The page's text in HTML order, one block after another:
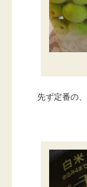
先ず定番の